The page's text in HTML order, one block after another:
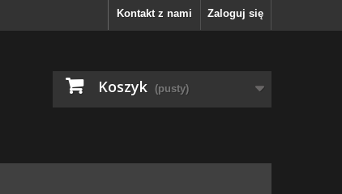
Zaloguj się
Kontakt z nami
Koszyk (pusty)